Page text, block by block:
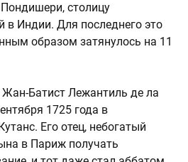
столицу
в Индии. Для последнего это
образом затянулось на 11
Батист Лежантиль де ла
1725 года в
Его отец, небогатый
в Париж получать